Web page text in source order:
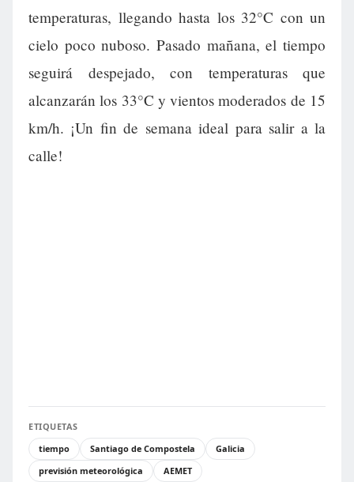
temperaturas, llegando hasta los 32°C con un
cielo poco nuboso. Pasado mañana, el tiempo
seguirá despejado, con temperaturas que
alcanzarán los 33°C y vientos moderados de 15
km/h. ¡Un fin de semana ideal para salir a la
calle!
ETIQUETAS
tiempo
Santiago de Compostela
Galicia
previsión meteorológica
AEMET